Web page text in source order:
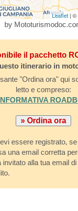
Leaflet| ©
by
il pacchetto
itinerario in
"Ordina ora" qui
letto e compreso:
essere registrato,
una email corretta
invitato alla tua email